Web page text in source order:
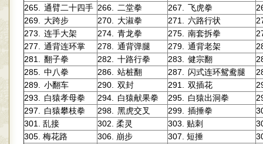
265.
通臂二十四手 266. 二堂拳 267. 飞虎拳
269.
大跨步 270. 大淑拳 271. 六路行状
273.
连手大架 274. 青龙拳 275. 南套拆拳
277.
通背连环掌 278. 通背弹腿 279. 通背老架
281.
翻子拳 282. 十路行拳 283. 健宗翻
285.
中八拳 286. 站桩翻 287. 闪式连环鸳鸯腿
289.
小翻车 290. 双封 291. 双插花
293.
白猿孝母拳 294. 白猿献果拳 295. 白猿出洞拳
297.
白猿攀枝拳 298. 黑虎交叉 299. 插捶拳
301.
乱接 302. 柔灵 303. 贴刺
305. 梅花路 306. 崩步 307. 短捶